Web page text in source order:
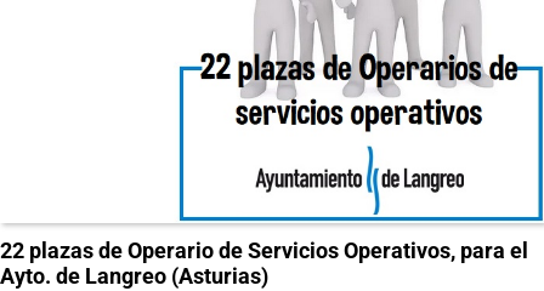
22 plazas de Operario de Servicios Operativos, para el
Ayto. de Langreo (Asturias)